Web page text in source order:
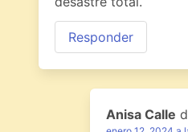
Responder
Anisa Calle